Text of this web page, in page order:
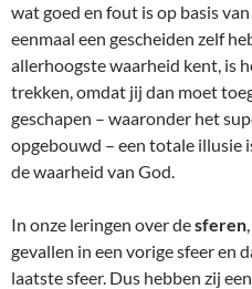
wat goed en fout is op basis
eenmaal een gescheiden zelf
allerhoogste waarheid kent, is
trekken, omdat jij dan moet
geschapen – waaronder het
opgebouwd – een totale illusie
de waarheid van God.
In onze leringen over desferen
gevallen in een vorige sfeer en
laatste sfeer. Dus hebben zij